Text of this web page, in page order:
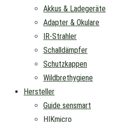
Akkus & Ladegeräte
Adapter & Okulare
IR-Strahler
Schalldämpfer
Schutzkappen
Wildbrethygiene
Hersteller
Guide sensmart
HIKmicro